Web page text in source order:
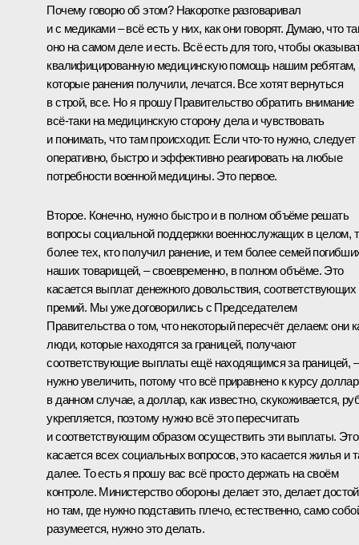
Почему говорю об этом? Накоротке разговаривал
и с медиками – всё есть у них, как они говорят. Думаю, что
оно на самом деле и есть. Всё есть для того, чтобы
квалифицированную медицинскую помощь нашим ребятам,
которые ранения получили, лечатся. Все хотят вернуться
в строй, все. Но я прошу Правительство обратить внимание
всё-таки на медицинскую сторону дела и чувствовать
и понимать, что там происходит. Если что-то нужно, следует
оперативно, быстро и эффективно реагировать на любые
потребности военной медицины. Это первое.
Второе. Конечно, нужно быстро и в полном объёме решать
вопросы социальной поддержки военнослужащих в целом,
более тех, кто получил ранение, и тем более семей
наших товарищей, – своевременно, в полном объёме. Это
касается выплат денежного довольствия, соответствующих
премий. Мы уже договорились с Председателем
Правительства о том, что некоторый пересчёт делаем: они
люди, которые находятся за границей, получают
соответствующие выплаты ещё находящимся за границей,
нужно увеличить, потому что всё приравнено к курсу
в данном случае, а доллар, как известно, скукоживается,
укрепляется, поэтому нужно всё это пересчитать
и соответствующим образом осуществить эти выплаты. Это
касается всех социальных вопросов, это касается жилья и
далее. То есть я прошу вас всё просто держать на своём
контроле. Министерство обороны делает это, делает
но там, где нужно подставить плечо, естественно, само
разумеется, нужно это делать.